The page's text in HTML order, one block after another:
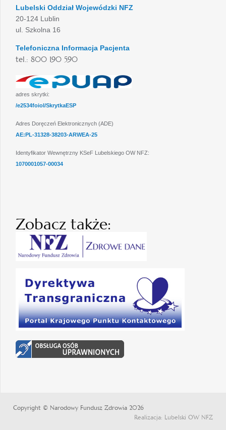
Lubelski Oddział Wojewódzki NFZ
20-124 Lublin
ul. Szkolna 16
Telefoniczna Informacja Pacjenta
tel.: 800 190 590
adres skrytki:
/e2534foiol/SkrytkaESP
Adres Doręczeń Elektronicznych (ADE)
AE:PL-31328-38203-ARWEA-25
Identyfikator Wewnętrzny KSeF Lubelskiego OW NFZ:
1070001057-00034
Zobacz także:
Copyright © Narodowy Fundusz Zdrowia 2026
Realizacja: Lubelski OW NFZ